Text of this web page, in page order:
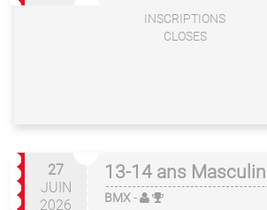
INSCRIPTIONS
CLOSES
27
JUIN
2026
13-14 ans
BMX-